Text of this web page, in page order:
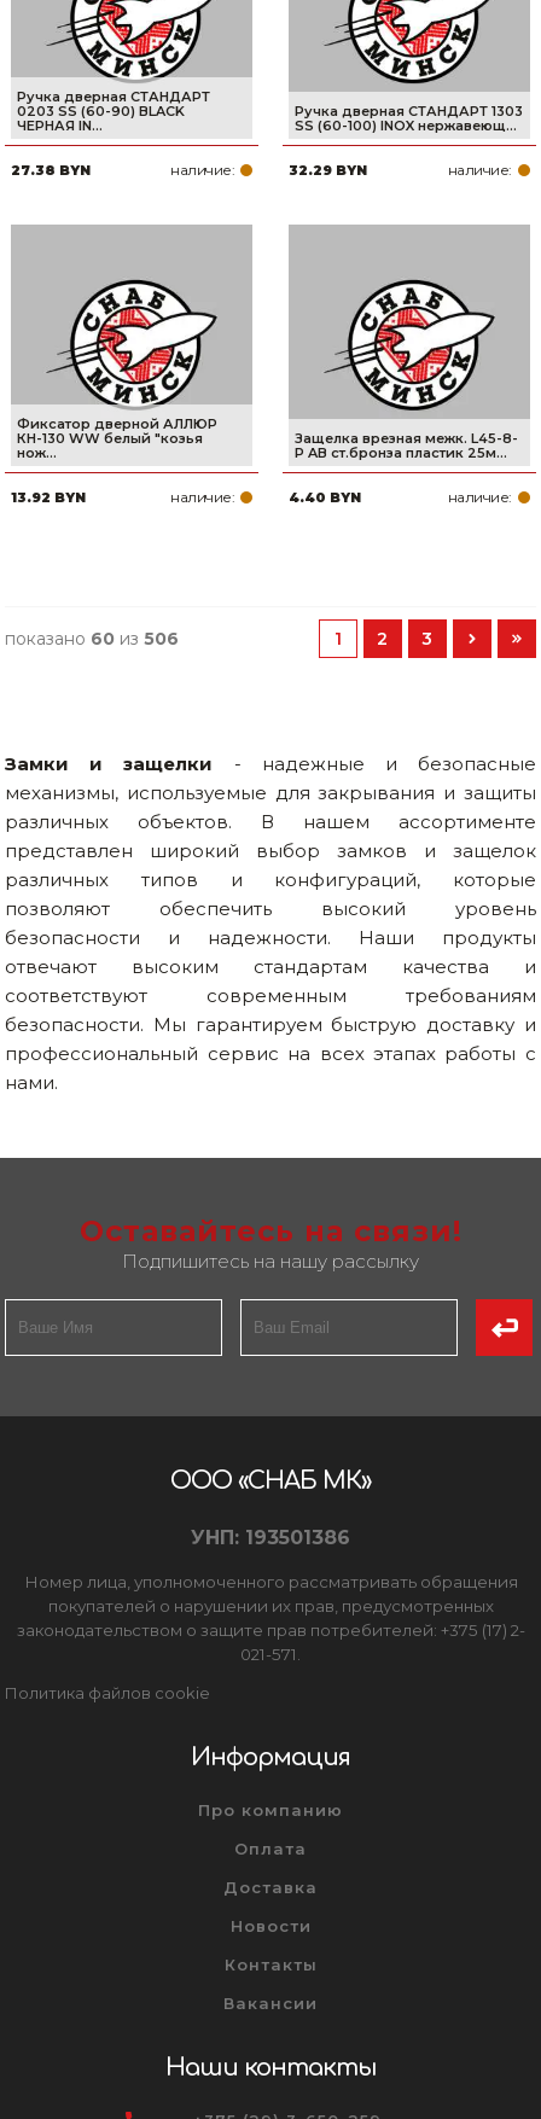
Ручка дверная СТАНДАРТ
0203 SS (60-90) BLACK
ЧЕРНАЯ IN...
27.38 BYN наличие:
Ручка дверная СТАНДАРТ 1303
SS (60-100) INOX нержавеющ...
32.29 BYN наличие:
Фиксатор дверной АЛЛЮР
КН-130 WW белый "козья
нож...
13.92 BYN наличие:
Защелка врезная межк. L45-8-
P AB ст.бронза пластик 25м...
4.40 BYN наличие:
показано 60 из506 1 2 3
Замки и защелки - надежные и безопасные
механизмы, используемые для закрывания и защиты
различных объектов. В нашем ассортименте
представлен широкий выбор замков и защелок
различных типов и конфигураций, которые
позволяют обеспечить высокий уровень
безопасности и надежности. Наши продукты
отвечают высоким стандартам качества и
соответствуют современным требованиям
безопасности. Мы гарантируем быструю доставку и
профессиональный сервис на всех этапах работы с
нами.
Оставайтесь на связи!
Подпишитесь на нашу рассылку
ООО «СНАБ МК»
УНП: 193501386
Номер лица, уполномоченного рассматривать обращения
покупателей о нарушении их прав, предусмотренных
законодательством о защите прав потребителей: +375 (17) 2-
021-571.
Политика файлов cookie
Информация
Про компанию
Оплата
Доставка
Новости
Контакты
Вакансии
Наши контакты